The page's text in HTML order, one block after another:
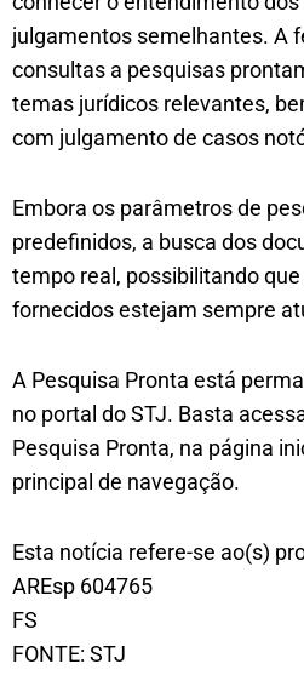
julgamentos semelhantes. A
consultas a pesquisas
temas jurídicos relevantes,
com julgamento de casos
Embora os parâmetros de
predefinidos, a busca dos
tempo real, possibilitando
fornecidos estejam sempre
A Pesquisa Pronta está
no portal do STJ. Basta
Pesquisa Pronta, na página
principal de navegação.
Esta notícia refere-se ao(s)
AREsp 604765
FS
FONTE: STJ